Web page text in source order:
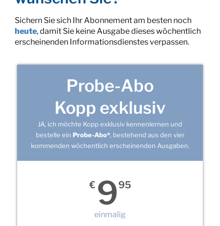
Sichern Sie sich Ihr Abonnement am besten noch
heute, damit Sie keine Ausgabe dieses wöchentlich
erscheinenden Informationsdienstes verpassen.
Probe-Abo
Kopp exklusiv
JA, ich möchte Kopp exklusiv kennenlernen und
bestelle ein Probe-Abo*, bestehend aus den vier
kommenden wöchentlich erscheinenden Ausgaben.
€ 995
einmalig